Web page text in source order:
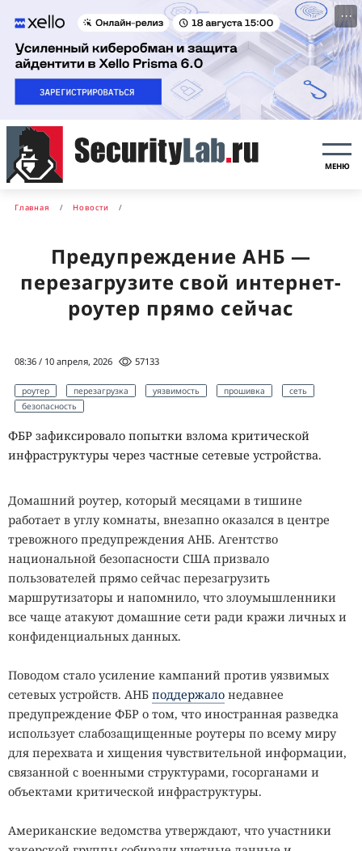
···
МЕНЮ
Главная Новости
Предупреждение АНБ —
перезагрузите свой интернет-
роутер прямо сейчас
08:36 / 10 апреля, 2026 57133
роутер перезагрузка уязвимость прошивка
сеть
безопасность
ФБР зафиксировало попытки взлома критической
инфраструктуры через частные сетевые устройства.
Домашний роутер, который месяцами в тишине
работает в углу комнаты, внезапно оказался в центре
тревожного предупреждения АНБ. Агентство
национальной безопасности США призвало
пользователей прямо сейчас перезагрузить
маршрутизаторы и напомнило, что злоумышленники
все чаще атакуют домашние сети ради кражи личных и
конфиденциальных данных.
Поводом стало усиление кампаний против уязвимых
сетевых устройств. АНБ поддержало недавнее
предупреждение ФБР о том, что иностранная разведка
использует слабозащищенные роутеры по всему миру
для перехвата и хищения чувствительной информации,
связанной с военными структурами, госорганами и
объектами критической инфраструктуры.
Американские ведомства утверждают, что участники